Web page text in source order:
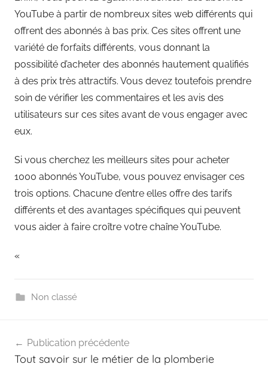
YouTube à partir de nombreux sites web différents qui
offrent des abonnés à bas prix. Ces sites offrent une
variété de forfaits différents, vous donnant la
possibilité d’acheter des abonnés hautement qualifiés
à des prix très attractifs. Vous devez toutefois prendre
soin de vérifier les commentaires et les avis des
utilisateurs sur ces sites avant de vous engager avec
eux.
Si vous cherchez les meilleurs sites pour acheter
1000 abonnés YouTube, vous pouvez envisager ces
trois options. Chacune d’entre elles offre des tarifs
différents et des avantages spécifiques qui peuvent
vous aider à faire croître votre chaîne YouTube.
«
Non classé
de
Publication précédente
Tout savoir sur le métier de la plomberie